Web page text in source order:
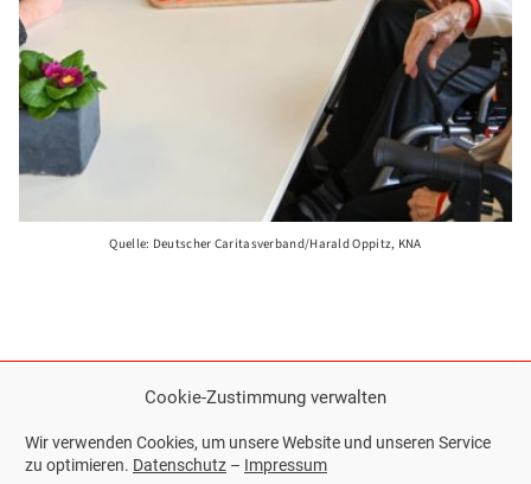
Cookie-Zustimmung verwalten
Wir verwenden Cookies, um unsere Website und unseren Service
zu optimieren. Datenschutz – Impressum
Quelle: Deutscher Caritasverband/Harald Oppitz, KNA